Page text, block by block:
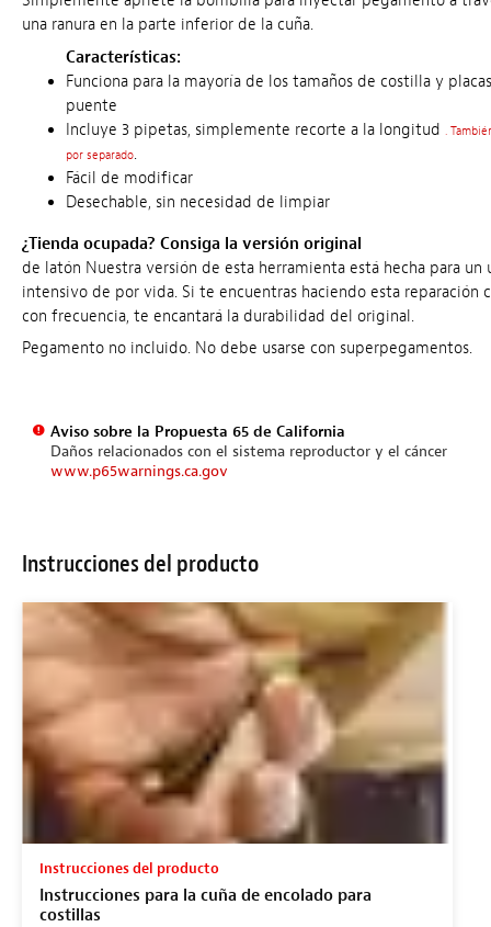
una ranura en la parte inferior de la cuña.
Características:
Funciona para la mayoría de los tamaños de costilla y placas
puente
Incluye 3 pipetas, simplemente recorte a la longitud
.
por separado.
Fácil de modificar
Desechable, sin necesidad de limpiar
¿Tienda ocupada? Consiga la versión original
de latón Nuestra versión de esta herramienta está hecha para un
intensivo de por vida. Si te encuentras haciendo esta reparación
con frecuencia, te encantará la durabilidad del original.
Pegamento no incluido. No debe usarse con superpegamentos.
Aviso sobre la Propuesta 65 de California
Daños relacionados con el sistema reproductor y el cáncer
www.p65warnings.ca.gov
Instrucciones del producto
Instrucciones del producto
Instrucciones para la cuña de encolado para
costillas